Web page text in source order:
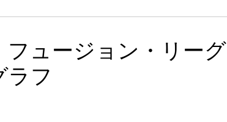
ュージョン・リーグ
ラフ